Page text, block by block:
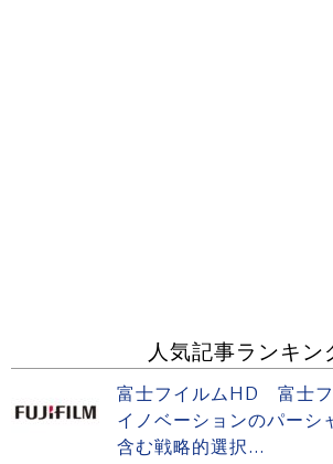
人気記事ランキン
富士フイルムHD 富士フ
イノベーションのパーシ
含む戦略的選択...